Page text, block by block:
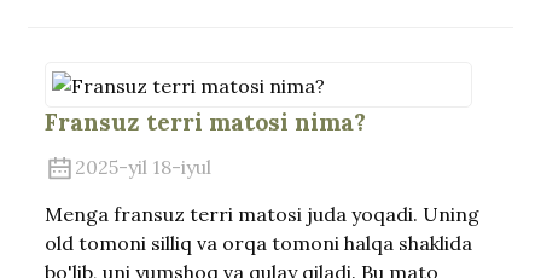
Fransuz terri matosi nima?
2025-yil 18-iyul
Menga fransuz terri matosi juda yoqadi. Uning
old tomoni silliq va orqa tomoni halqa shaklida
bo'lib, uni yumshoq va qulay qiladi. Bu mato